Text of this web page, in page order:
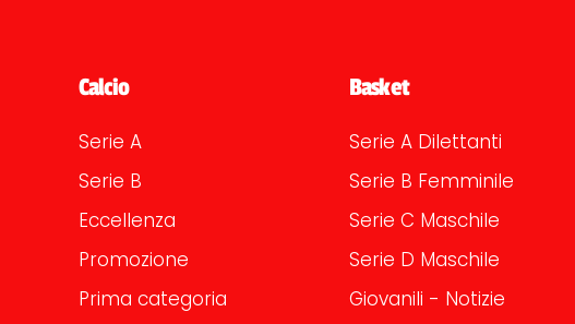
Calcio
Serie A
Serie B
Eccellenza
Promozione
Prima categoria
Basket
Serie A Dilettanti
Serie B Femminile
Serie C Maschile
Serie D Maschile
Giovanili - Notizie